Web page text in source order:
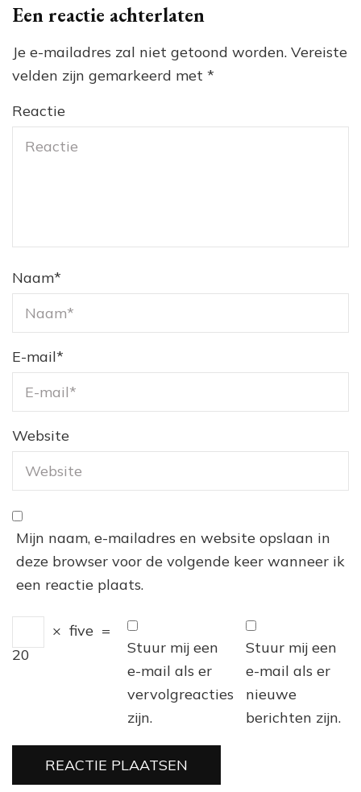
Een reactie achterlaten
Je e-mailadres zal niet getoond worden. Vereiste
velden zijn gemarkeerd met *
Reactie
Naam*
E-mail*
Website
Mijn naam, e-mailadres en website opslaan in
deze browser voor de volgende keer wanneer ik
een reactie plaats.
× five =
20
Stuur mij een
e-mail als er
vervolgreacties
zijn.
Stuur mij een
e-mail als er
nieuwe
berichten zijn.